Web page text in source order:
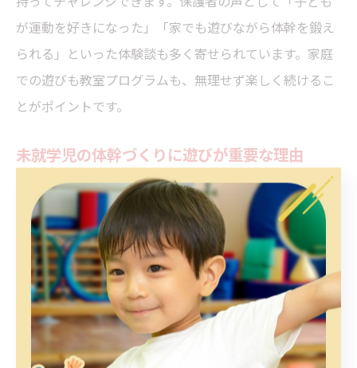
が運動を好きになった」「家でも遊びながら体幹を鍛え
られる」といった体験談も多く寄せられています。家庭
での遊びも教室プログラムも、無理せず楽しく続けるこ
とがポイントです。
未就学児の体幹づくりに遊びが重要な理由
なぜ未就学児の体幹づくりに遊びが重要なのでしょう
か。その理由は、遊びの中では子どもが自発的に身体を
動かし、繰り返し挑戦する意欲が生まれるからです。運
動習慣が身につくことで、将来の姿勢や運動能力、集中
力にも良い影響を与えることが分かっています。
特に熊本県では、地域ごとに特色ある教室や公園が充実
しており、子どもがのびのびと身体を動かせる環境が整